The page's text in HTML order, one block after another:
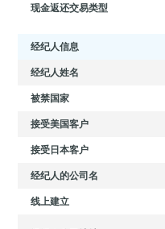
现金返还交易类型
经纪人信息
经纪人姓名
被禁国家
接受美国客户
接受日本客户
经纪人的公司名
线上建立